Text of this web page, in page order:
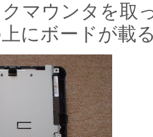
マウンタを取
にボードが載